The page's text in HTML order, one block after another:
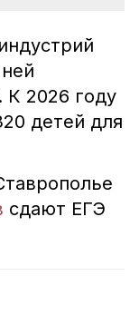
К 2026 году
детей для
сдают ЕГЭ